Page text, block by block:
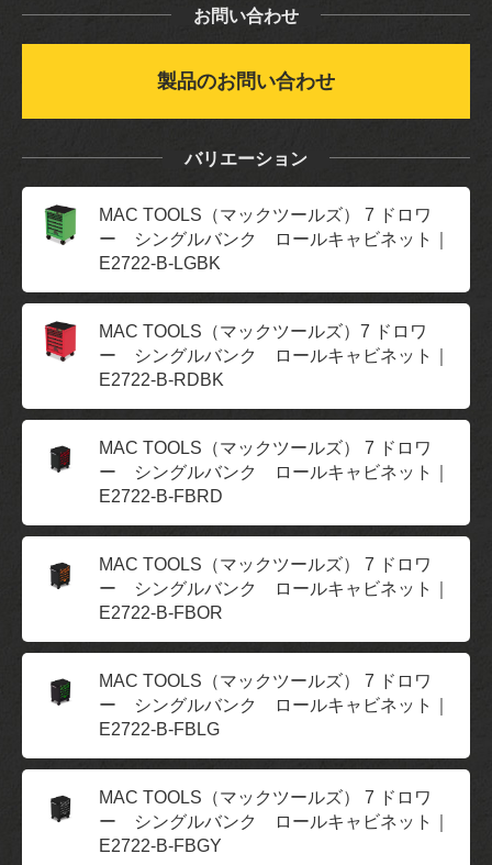
お問い合わせ
製品のお問い合わせ
バリエーション
MAC TOOLS（マックツールズ） 7 ドロワ
ー シングルバンク ロールキャビネット｜
E2722-B-LGBK
MAC TOOLS（マックツールズ）7 ドロワ
ー シングルバンク ロールキャビネット｜
E2722-B-RDBK
MAC TOOLS（マックツールズ） 7 ドロワ
ー シングルバンク ロールキャビネット｜
E2722-B-FBRD
MAC TOOLS（マックツールズ） 7 ドロワ
ー シングルバンク ロールキャビネット｜
E2722-B-FBOR
MAC TOOLS（マックツールズ） 7 ドロワ
ー シングルバンク ロールキャビネット｜
E2722-B-FBLG
MAC TOOLS（マックツールズ） 7 ドロワ
ー シングルバンク ロールキャビネット｜
E2722-B-FBGY